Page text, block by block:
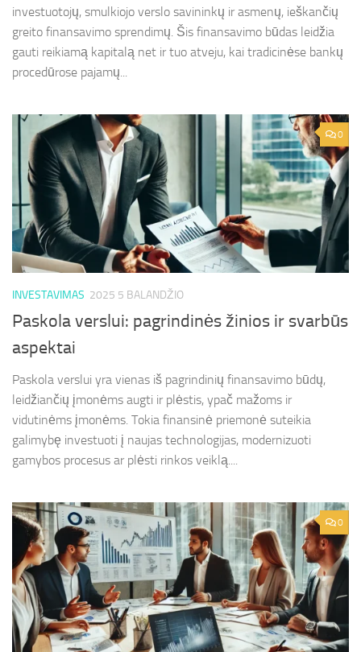
investuotojų, smulkiojo verslo savininkų ir asmenų, ieškančių
greito finansavimo sprendimų. Šis finansavimo būdas leidžia
gauti reikiamą kapitalą net ir tuo atveju, kai tradicinėse bankų
procedūrose pajamų...
0
INVESTAVIMAS 2025 5 BALANDŽIO
Paskola verslui: pagrindinės žinios ir svarbūs
aspektai
Paskola verslui yra vienas iš pagrindinių finansavimo būdų,
leidžiančių įmonėms augti ir plėstis, ypač mažoms ir
vidutinėms įmonėms. Tokia finansinė priemonė suteikia
galimybę investuoti į naujas technologijas, modernizuoti
gamybos procesus ar plėsti rinkos veiklą....
0